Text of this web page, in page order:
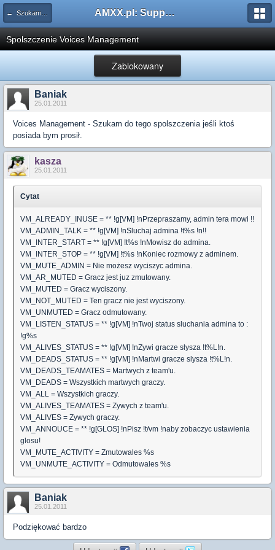
← Szukam pluginu AMXX.pl: Support AMX Mod X i SourceMod
Spolszczenie Voices Management
Zablokowany
Baniak
25.01.2011
Voices Management - Szukam do tego spolszczenia jeśli ktoś
posiada bym prosił.
kasza
25.01.2011
Cytat
VM_ALREADY_INUSE = ** !g[VM] !nPrzepraszamy, admin tera mowi !!
VM_ADMIN_TALK = ** !g[VM] !nSluchaj admina !t%s !n!!
VM_INTER_START = ** !g[VM] !t%s !nMowisz do admina.
VM_INTER_STOP = ** !g[VM] !t%s !nKoniec rozmowy z adminem.
VM_MUTE_ADMIN = Nie możesz wyciszyc admina.
VM_AR_MUTED = Gracz jest juz zmutowany.
VM_MUTED = Gracz wyciszony.
VM_NOT_MUTED = Ten gracz nie jest wyciszony.
VM_UNMUTED = Gracz odmutowany.
VM_LISTEN_STATUS = ** !g[VM] !nTwoj status sluchania admina to :
!g%s
VM_ALIVES_STATUS = ** !g[VM] !nZywi gracze slysza !t%L!n.
VM_DEADS_STATUS = ** !g[VM] !nMartwi gracze slysza !t%L!n.
VM_DEADS_TEAMATES = Martwych z team'u.
VM_DEADS = Wszystkich martwych graczy.
VM_ALL = Wszystkich graczy.
VM_ALIVES_TEAMATES = Zywych z team'u.
VM_ALIVES = Zywych graczy.
VM_ANNOUCE = ** !g[GLOS] !nPisz !t/vm !naby zobaczyc ustawienia
glosu!
VM_MUTE_ACTIVITY = Zmutowales %s
VM_UNMUTE_ACTIVITY = Odmutowales %s
Baniak
25.01.2011
Podziękować bardzo